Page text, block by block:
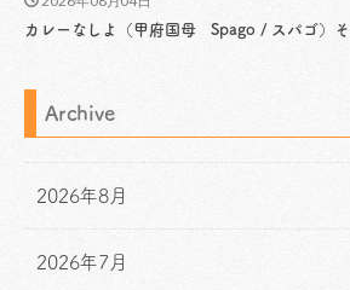
カレーなしよ（甲府国母 Spago / スパゴ）そ
Archive
2026年8月
2026年7月